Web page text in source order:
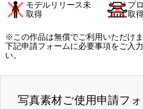
モデルリリース未
取得
プ
取
※この作品は無償でご利用いただけ
下記申請フォームに必要事項をご入
い。
写真素材ご使用申請フ